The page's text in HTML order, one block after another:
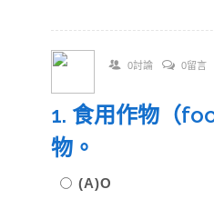
0討論 0留言
1. 食用作物（
物。
(A)O